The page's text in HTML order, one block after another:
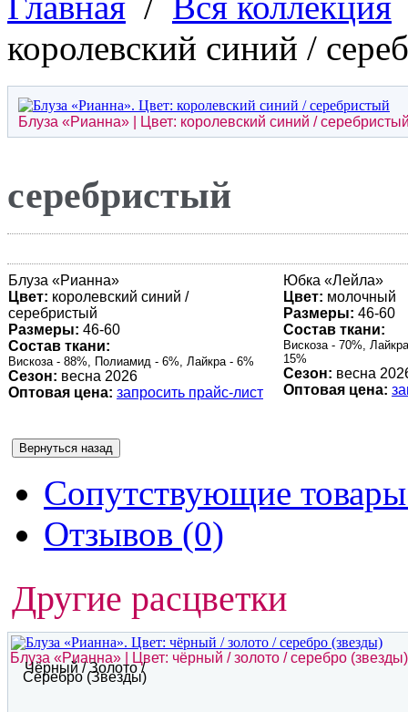
королевский синий /
Блуза «Рианна» | Цвет: королевский синий /
серебристый
Блуза «Рианна»
Цвет: королевский синий /
серебристый
Размеры: 46-60
Состав ткани:
Вискоза - 88%, Полиамид - 6%, Лайкра - 6%
Сезон: весна 2026
Оптовая цена: запросить прайс-лист
Юбка «Лейла»
Цвет: молочный
Размеры: 46-60
Состав ткани:
Вискоза - 70%,
15%
Сезон: весна
Оптовая цена:
Сопутствующие
Отзывов (0)
Другие расцветки
Блуза «Рианна» | Цвет: чёрный / золото / серебро (звезды)
Чёрный / Золото /
Серебро (звезды)